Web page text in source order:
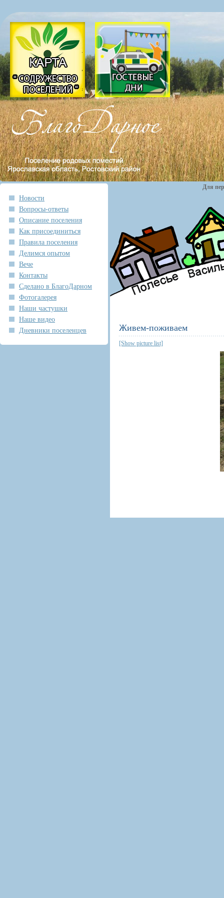
Новости
Вопросы-ответы
Описание поселения
Как присоединиться
Правила поселения
Делимся опытом
Вече
Контакты
Сделано в БлагоДарном
Фотогалерея
Наши частушки
Наше видео
Дневники поселенцев
Для
Живем-поживаем
[Show picture list]